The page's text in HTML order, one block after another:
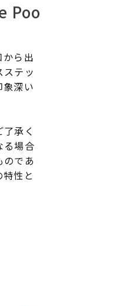
Poo
ら出
テッ
深い
承く
る場合
のであ
性と